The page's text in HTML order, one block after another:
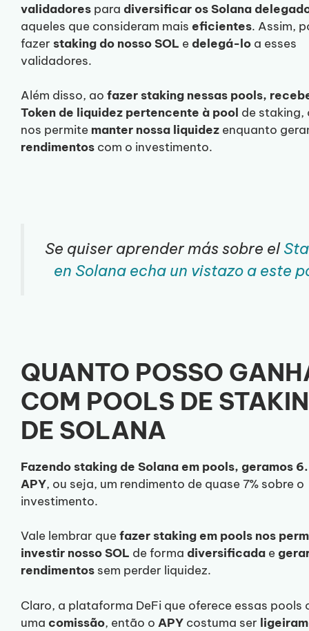
validadores para diversificar os Solana
aqueles que consideram mais eficientes. Assim,
fazer staking do nosso SOL e delegá-lo a esses
validadores.
Além disso, ao fazer staking nessas pools,
Token de liquidez pertencente à pool de staking,
nos permite manter nossa liquidez enquanto
rendimentos com o investimento.
Se quiser aprender más sobre el
en Solana echa un vistazo a este
QUANTO POSSO
COM POOLS DE
DE SOLANA
Fazendo staking de Solana em pools, geramos
APY, ou seja, um rendimento de quase 7% sobre o
investimento.
Vale lembrar quefazer staking em pools nos
investir nosso SOL de forma diversificada e
rendimentos sem perder liquidez.
Claro, a plataforma DeFi que oferece essas pools
uma comissão, então o APY costuma ser